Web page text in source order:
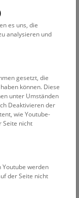
der Saurier. Die
möglich, die
zu erleben!
NHM WIEN
11:15 – 11:45
Wasser
Wildnis hören?
es uns, die
analysieren und
gesetzt, die
können. Diese
unter Umständen
Deaktivieren der
wie Youtube-
Seite nicht
werden
der Seite nicht